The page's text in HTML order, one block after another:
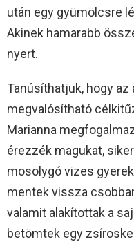
után egy gyümölcsre
Akinek hamarabb
nyert.
Tanúsíthatjuk, hogy
megvalósítható
Marianna
érezzék magukat,
mosolygó vizes
mentek vissza
valamit alakítottak a
betömtek egy